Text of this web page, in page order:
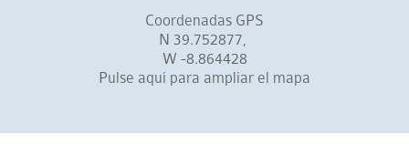
Coordenadas GPS
N 39.752877,
W -8.864428
Pulse aquí para ampliar el mapa